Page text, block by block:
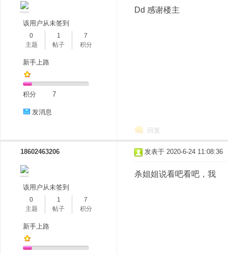
该用户从未签到
0
主题
1
帖子
7
积分
新手上路
积分 7
发消息
Dd 感谢楼主
回复
18602463206
该用户从未签到
0
主题
1
帖子
7
积分
新手上路
发表于 2020-6-24 11:08:36
杀姐姐说看吧看吧，我